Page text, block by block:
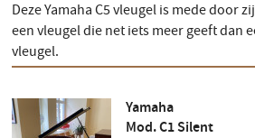
Deze Yamaha C5 vleugel is mede door
een vleugel die net iets meer geeft dan
vleugel.
Yamaha
Mod. C1 Silent